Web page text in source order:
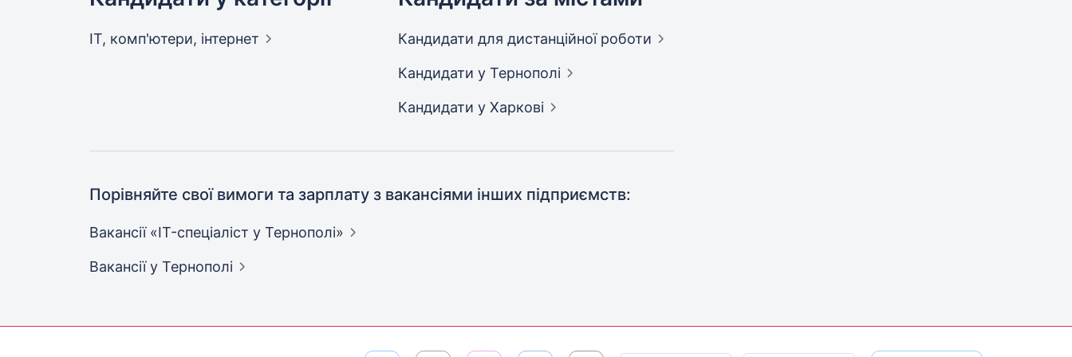
IT, комп'ютери, інтернет Кандидати для дистанційної роботи
Кандидати у Тернополі
Кандидати у Харкові
Порівняйте свої вимоги та зарплату з вакансіями інших підприємств:
Вакансії «IT-спеціаліст у Тернополі»
Вакансіїу Тернополі